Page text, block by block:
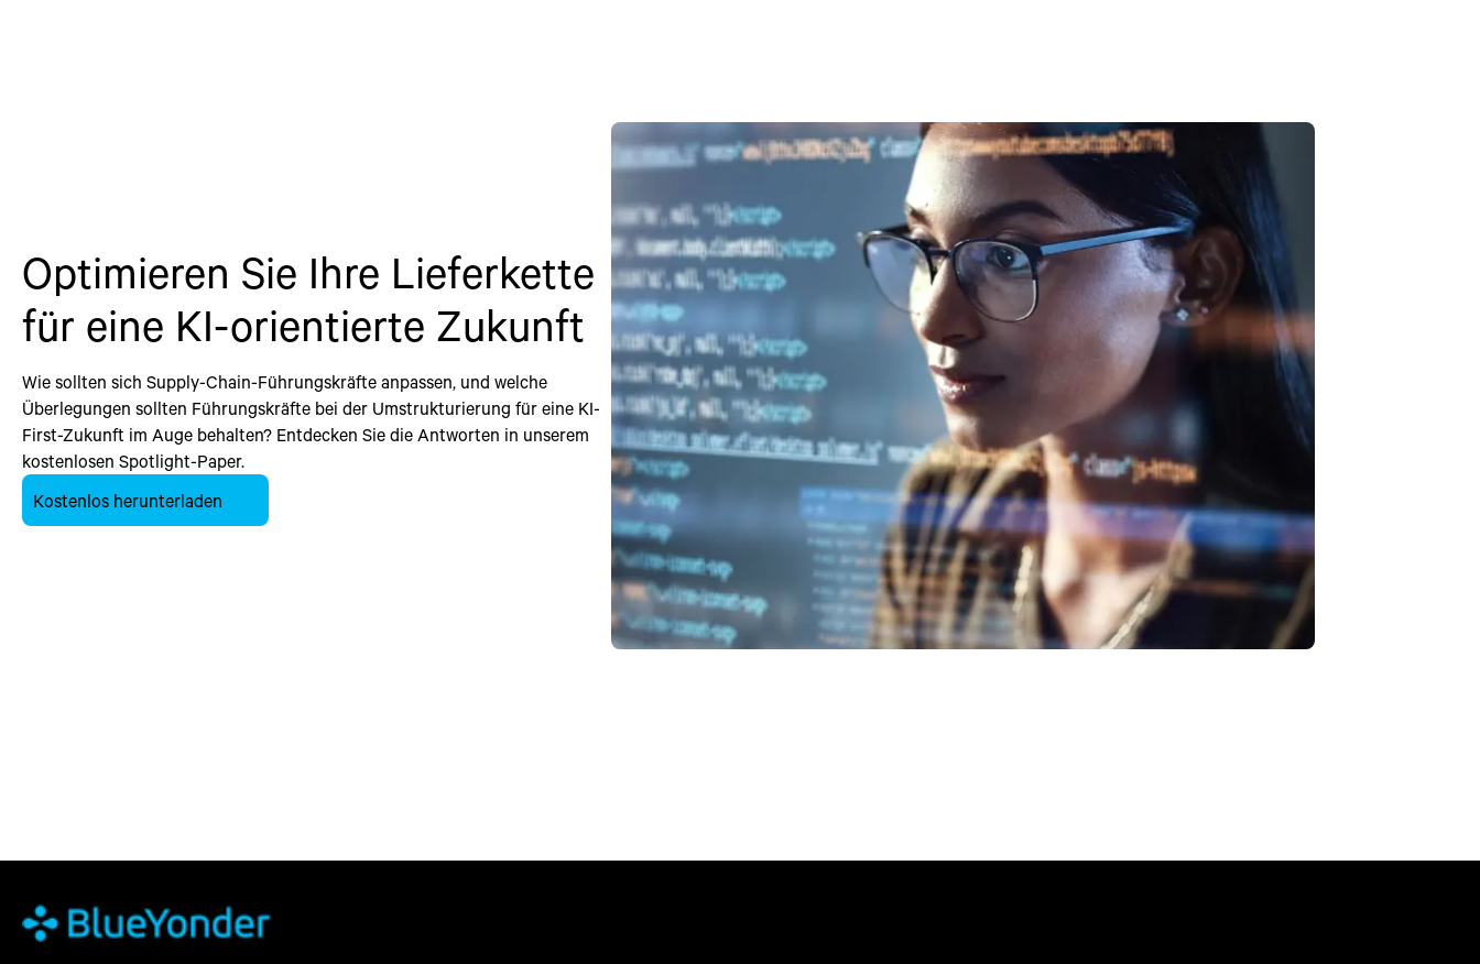
Optimieren Sie Ihre Lieferkette
für eine KI-orientierte Zukunft
Wie sollten sich Supply-Chain-Führungskräfte anpassen, und welche
Überlegungen sollten Führungskräfte bei der Umstrukturierung für eine KI-
First-Zukunft im Auge behalten? Entdecken Sie die Antworten in unserem
kostenlosen Spotlight-Paper.
Kostenlos herunterladen